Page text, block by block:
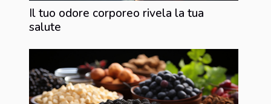
Il tuo odore corporeo rivela la tua
salute